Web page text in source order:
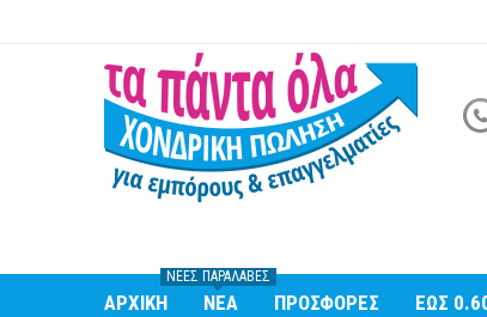
ΑΡΧΙΚΉ ΝΕΑ
ΝΈΕΣ ΠΑΡΑΛΑΒΈΣ
ΠΡΟΣΦΟΡΕΣ ΕΩΣ